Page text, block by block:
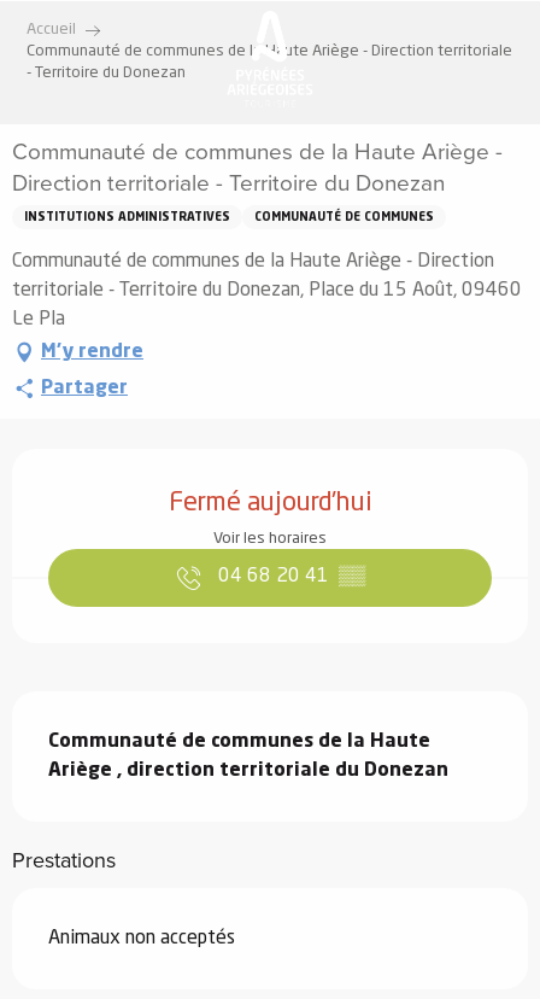
contenu
Accueil
Communauté de communes de la Haute Ariège - Direction territoriale
- Territoire du Donezan
Communauté de communes de la Haute Ariège -
Direction territoriale - Territoire du Donezan
INSTITUTIONS ADMINISTRATIVES COMMUNAUTÉ DE COMMUNES
Communauté de communes de la Haute Ariège - Direction
territoriale - Territoire du Donezan, Place du 15 Août, 09460
Le Pla
M'y rendre
Partager
Fermé aujourd'hui
Voir les horaires
04 68 20 41 ▒▒
Communauté de communes de la Haute
Ariège , direction territoriale du Donezan
Prestations
Animaux non acceptés